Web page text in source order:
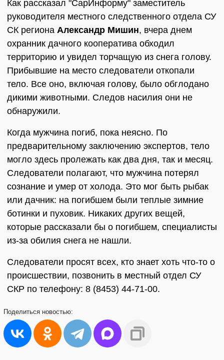
Как рассказал "СарИнформу" заместитель
руководителя местного следственного отдела СУ
СК региона Александр Мишин, вчера днем
охранник дачного кооператива обходил
территорию и увидел торчащую из снега голову.
Прибывшие на место следователи откопали
тело. Все оно, включая голову, было обглодано
дикими животными. Следов насилия они не
обнаружили.
Когда мужчина погиб, пока неясно. По
предварительному заключению экспертов, тело
могло здесь пролежать как два дня, так и месяц.
Следователи полагают, что мужчина потерял
сознание и умер от холода. Это мог быть рыбак
или дачник: на погибшем были теплые зимние
ботинки и пуховик. Никаких других вещей,
которые рассказали бы о погибшем, специалисты
из-за обилия снега не нашли.
Следователи просят всех, кто знает хоть что-то о
происшествии, позвонить в местный отдел СУ
СКР по телефону: 8 (8453) 44-71-00.
Поделиться новостью: